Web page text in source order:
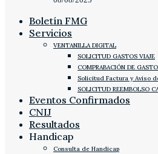
Boletín FMG
Servicios
VENTANILLA DIGITAL
SOLICITUD GASTOS VIAJE
COMPRABACIÓN DE
Solicitud Factura y Aviso
SOLICITUD REEMBOLSO
Eventos Confirmados
CNIJ
Resultados
Handicap
Consulta de Handicap